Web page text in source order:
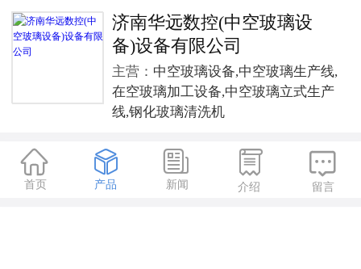
济南华远数控(中空玻璃设
备)设备有限公司
主营： 中空玻璃设备,中空玻璃生产线,
在空玻璃加工设备,中空玻璃立式生产
线,钢化玻璃清洗机

首页

产品

新闻

介绍

留言